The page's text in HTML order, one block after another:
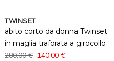
TWINSET
abito corto da donna Twinset
in maglia traforata a girocollo
280,00 € 140,00 €